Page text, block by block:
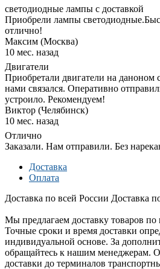
светодиодные лампы с доставкой
Приобрели лампы
отлично!
Максим (Москва)
10 мес. назад
Двигатели
Приобретали двигатели на даноном
нами связался. Оперативно
устроило. Рекомендуем!
Виктор (Челябинск)
10 мес. назад
Отлично
Заказали. Нам отправили. Без
Доставка
Оплата
Доставка по всей России Доставка
Мы предлагаем доставку товаров по
Точные сроки и время доставки
индивидуальной основе. За
обращайтесь к нашим менеджерам.
доставки до терминалов